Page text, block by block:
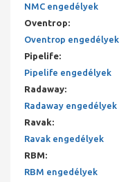
NMC engedélyek
Oventrop:
Oventrop engedélyek
Pipelife:
Pipelife engedélyek
Radaway:
Radaway engedélyek
Ravak:
Ravak engedélyek
RBM:
RBM engedélyek